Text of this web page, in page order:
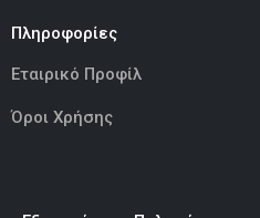
Πληροφορίες
Εταιρικό Προφίλ
Όροι Χρήσης